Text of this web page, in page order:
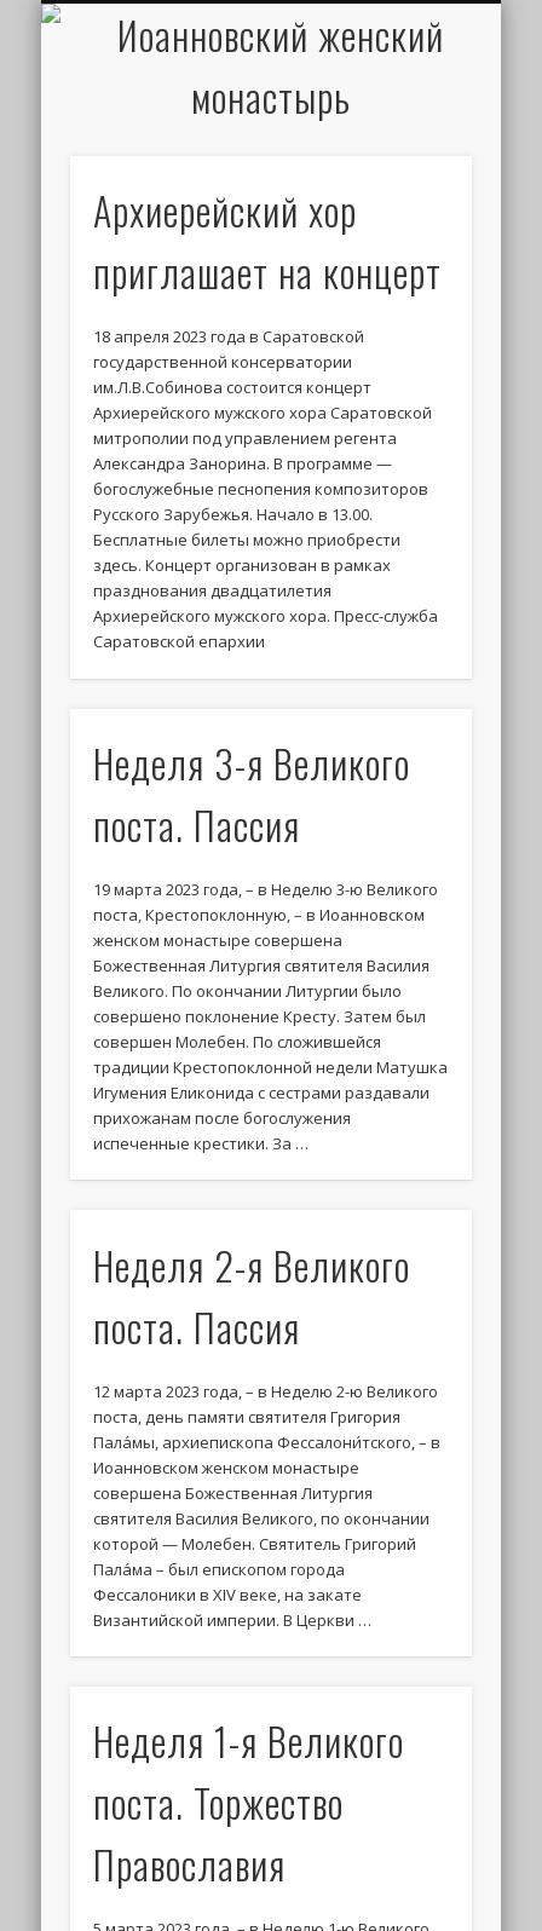
Архиерейский хор
приглашает на концерт
18 апреля 2023 года в Саратовской
государственной консерватории
им.Л.В.Собинова состоится концерт
Архиерейского мужского хора Саратовской
митрополии под управлением регента
Александра Занорина. В программе —
богослужебные песнопения композиторов
Русского Зарубежья. Начало в 13.00.
Бесплатные билеты можно приобрести
здесь. Концерт организован в рамках
празднования двадцатилетия
Архиерейского мужского хора. Пресс-служба
Саратовской епархии
Неделя 3-я Великого
поста. Пассия
19 марта 2023 года, – в Неделю 3-ю Великого
поста, Крестопоклонную, – в Иоанновском
женском монастыре совершена
Божественная Литургия святителя Василия
Великого. По окончании Литургии было
совершено поклонение Кресту. Затем был
совершен Молебен. По сложившейся
традиции Крестопоклонной недели Матушка
Игумения Еликонида с сестрами раздавали
прихожанам после богослужения
испеченные крестики. За …
Неделя 2-я Великого
поста. Пассия
12 марта 2023 года, – в Неделю 2-ю Великого
поста, день памяти святителя Григория
Пала́мы, архиепископа Фессалони́тского, – в
Иоанновском женском монастыре
совершена Божественная Литургия
святителя Василия Великого, по окончании
которой — Молебен. Святитель Григорий
Пала́ма – был епископом города
Фессалоники в XIV веке, на закате
Византийской империи. В Церкви …
Неделя 1-я Великого
поста. Торжество
Православия